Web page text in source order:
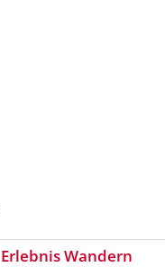
Erlebnis Wandern